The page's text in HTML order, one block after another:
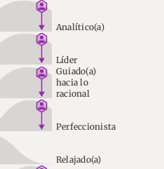
Analítico(a)
Líder
Guiado(a)
hacia lo
racional
Perfeccionista
Relajado(a)